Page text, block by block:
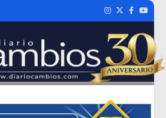
Instagram
TwitterFacebook